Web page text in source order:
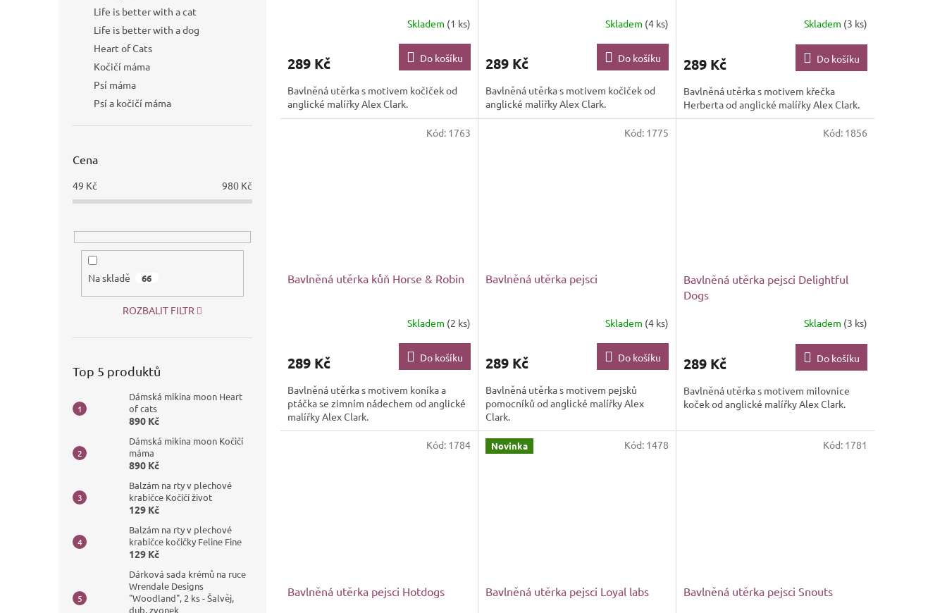
Life is better with a cat
Life is better with a dog
Heart of Cats
Kočičí máma
Psí máma
Psí a kočičí máma
Cena
49 Kč 980 Kč
Na skladě 66
ROZBALIT FILTR
Top 5 produktů
Dámská mikina moon Heart
of cats
890 Kč
Dámská mikina moon Kočičí
máma
890 Kč
Balzám na rty v plechové
krabičce Kočičí život
129 Kč
Balzám na rty v plechové
krabičce kočičky Feline Fine
129 Kč
Dárková sada krémů na ruce
Wrendale Designs
"Woodland", 2 ks - Šalvěj,
dub, zvonek
Skladem (1 ks)
289 Kč Do košíku
Bavlněná utěrka s motivem kočiček od
anglické malířky Alex Clark.
Skladem (4 ks)
289 Kč Do košíku
Bavlněná utěrka s motivem kočiček od
anglické malířky Alex Clark.
Skladem (3 ks)
289 Kč Do košíku
Bavlněná utěrka s motivem křečka
Herberta od anglické malířky Alex Clark.
Bavlněná utěrka kůň Horse & Robin
Skladem (2 ks)
289 Kč Do košíku
Bavlněná utěrka s motivem koníka a
ptáčka se zimním nádechem od anglické
malířky Alex Clark.
Kód: 1763
Bavlněná utěrka pejsci
Skladem (4 ks)
289 Kč Do košíku
Bavlněná utěrka s motivem pejsků
pomocníků od anglické malířky Alex
Clark.
Kód: 1775
Bavlněná utěrka pejsci Delightful
Dogs
Skladem (3 ks)
289 Kč Do košíku
Bavlněná utěrka s motivem milovnice
koček od anglické malířky Alex Clark.
Kód: 1856
Bavlněná utěrka pejsci Hotdogs
Kód: 1784 Novinka
Bavlněná utěrka pejsci Loyal labs
Kód: 1478
Bavlněná utěrka pejsci Snouts
Kód: 1781